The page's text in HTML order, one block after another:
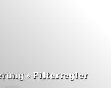
» Filterregler